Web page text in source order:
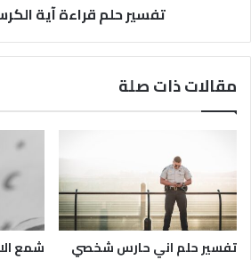
تفسير حلم قراءة آية
مقالات ذات صلة
تفسير حلم اني حارس شخصي شمع